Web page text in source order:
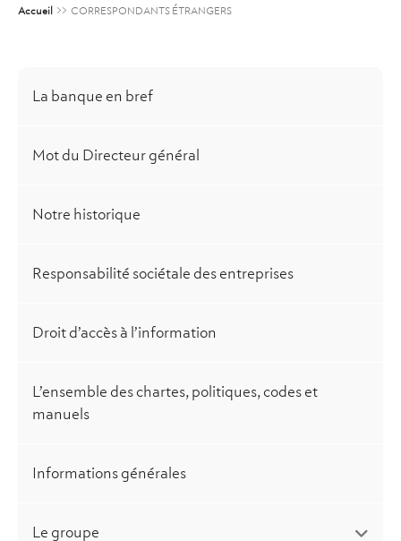
Accueil >> CORRESPONDANTS ÉTRANGERS
La banque en bref
Mot du Directeur général
Notre historique
Responsabilité sociétale des entreprises
Droit d’accès à l’information
L’ensemble des chartes, politiques, codes et
manuels
Informations générales
Le groupe